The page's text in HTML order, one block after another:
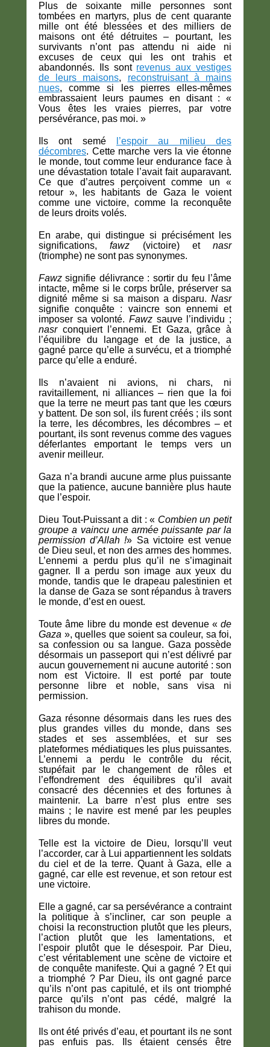
Plus de soixante mille personnes sont
tombées en martyrs, plus de cent quarante
mille ont été blessées et des milliers de
maisons ont été détruites – pourtant, les
survivants n’ont pas attendu ni aide ni
excuses de ceux qui les ont trahis et
abandonnés. Ils sont revenus aux vestiges
de leurs maisons, reconstruisant à mains
nues, comme si les pierres elles-mêmes
embrassaient leurs paumes en disant : «
Vous êtes les vraies pierres, par votre
persévérance, pas moi. »
Ils ont semé
l’espoir au milieu des
décombres. Cette marche vers la vie étonne
le monde, tout comme leur endurance face à
une dévastation totale l’avait fait auparavant.
Ce que d’autres perçoivent comme un «
retour », les habitants de Gaza le voient
comme une victoire, comme la reconquête
de leurs droits volés.
En arabe, qui distingue si précisément les
significations,fawz (victoire) et nasr
(triomphe) ne sont pas synonymes.
Fawz signifie délivrance : sortir du feu l’âme
intacte, même si le corps brûle, préserver sa
dignité même si sa maison a disparu. Nasr
signifie conquête : vaincre son ennemi et
imposer sa volonté. Fawz sauve l’individu ;
nasrconquiert l’ennemi. Et Gaza, grâce à
l’équilibre du langage et de la justice, a
gagné parce qu’elle a survécu, et a triomphé
parce qu’elle a enduré.
Ils n’avaient ni avions, ni chars, ni
ravitaillement, ni alliances – rien que la foi
que la terre ne meurt pas tant que les cœurs
y battent. De son sol, ils furent créés ; ils sont
la terre, les décombres, les décombres – et
pourtant, ils sont revenus comme des vagues
déferlantes emportant le temps vers un
avenir meilleur.
Gaza n’a brandi aucune arme plus puissante
que la patience, aucune bannière plus haute
que l’espoir.
Dieu Tout-Puissant a dit : « Combien un petit
groupe a vaincu une armée puissante par la
permission d’Allah !» Sa victoire est venue
de Dieu seul, et non des armes des hommes.
L’ennemi a perdu plus qu’il ne s’imaginait
gagner. Il a perdu son image aux yeux du
monde, tandis que le drapeau palestinien et
la danse de Gaza se sont répandus à travers
le monde, d’est en ouest.
Toute âme libre du monde est devenue « de
Gaza », quelles que soient sa couleur, sa foi,
sa confession ou sa langue. Gaza possède
désormais un passeport qui n’est délivré par
aucun gouvernement ni aucune autorité : son
nom est Victoire. Il est porté par toute
personne libre et noble, sans visa ni
permission.
Gaza résonne désormais dans les rues des
plus grandes villes du monde, dans ses
stades et ses assemblées, et sur ses
plateformes médiatiques les plus puissantes.
L’ennemi a perdu le contrôle du récit,
stupéfait par le changement de rôles et
l’effondrement des équilibres qu’il avait
consacré des décennies et des fortunes à
maintenir. La barre n’est plus entre ses
mains ; le navire est mené par les peuples
libres du monde.
Telle est la victoire de Dieu, lorsqu’Il veut
l’accorder, car à Lui appartiennent les soldats
du ciel et de la terre. Quant à Gaza, elle a
gagné, car elle est revenue, et son retour est
une victoire.
Elle a gagné, car sa persévérance a contraint
la politique à s’incliner, car son peuple a
choisi la reconstruction plutôt que les pleurs,
l’action plutôt que les lamentations, et
l’espoir plutôt que le désespoir. Par Dieu,
c’est véritablement une scène de victoire et
de conquête manifeste. Qui a gagné ? Et qui
a triomphé ? Par Dieu, ils ont gagné parce
qu’ils n’ont pas capitulé, et ils ont triomphé
parce qu’ils n’ont pas cédé, malgré la
trahison du monde.
Ils ont été privés d’eau, et pourtant ils ne sont
pas enfuis pas. Ils étaient censés être